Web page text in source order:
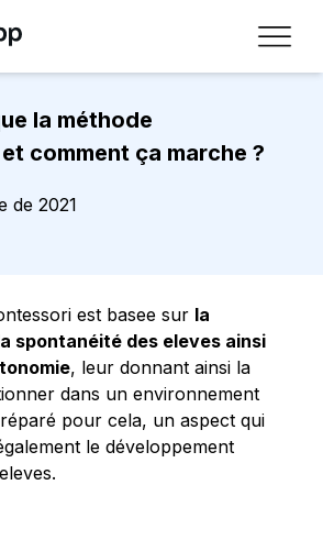
vous
Contact
la méthode
comment ça marche ?
de 2021
est basee sur la
spontanéité des eleves ainsi
, leur donnant ainsi la
dans un environnement
pour cela, un aspect qui
le développement